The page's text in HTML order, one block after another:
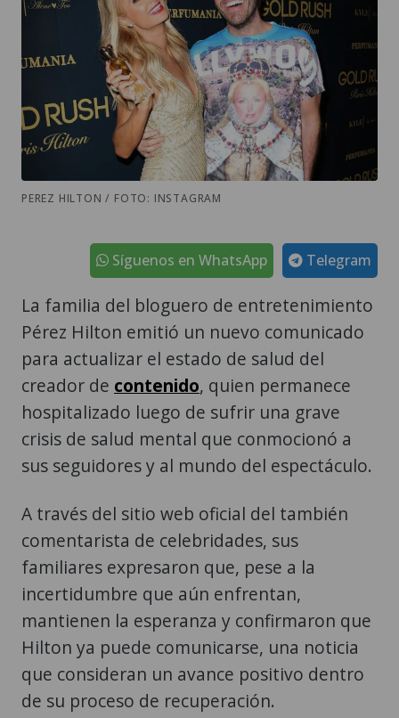
PEREZ HILTON / FOTO: INSTAGRAM
Telegram
Síguenos en WhatsApp
La familia del bloguero de entretenimiento
Pérez Hilton emitió un nuevo comunicado
para actualizar el estado de salud del
creador de contenido, quien permanece
hospitalizado luego de sufrir una grave
crisis de salud mental que conmocionó a
sus seguidores y al mundo del espectáculo.
A través del sitio web oficial del también
comentarista de celebridades, sus
familiares expresaron que, pese a la
incertidumbre que aún enfrentan,
mantienen la esperanza y confirmaron que
Hilton ya puede comunicarse, una noticia
que consideran un avance positivo dentro
de su proceso de recuperación.